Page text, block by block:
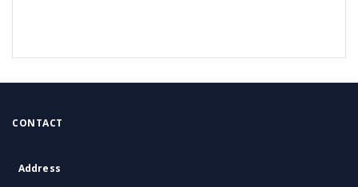
CONTACT
Address